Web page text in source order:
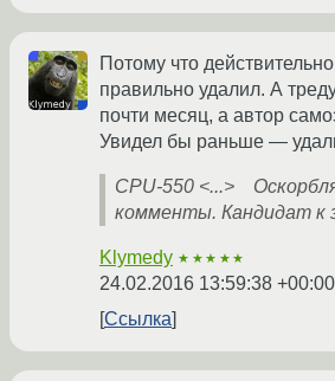
Потому что
правильно удалил. А
почти месяц, а автор
Увидел бы раньше —
CPU-550 <...>
комменты. Кандидат к
Klymedy ★★★★★
24.02.2016 13:59:38 +00:00
Ссылка